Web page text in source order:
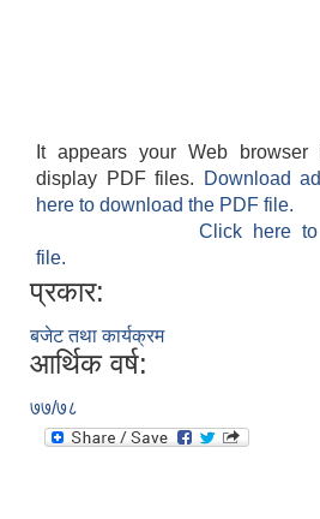
It appears your Web
display PDF files.
Download
here to download the PDF file.
Click here
file.
प्रकार:
बजेट तथा कार्यक्रम
आर्थिक वर्ष:
७७/७८